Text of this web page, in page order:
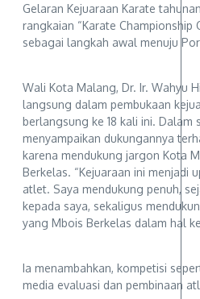
Gelaran Kejuaraan Karate
rangkaian “Karate Championship
sebagai langkah awal menuju
Wali Kota Malang, Dr. Ir. Wahyu
langsung dalam pembukaan
berlangsung ke 18 kali ini. Dalam
menyampaikan dukungannya
karena mendukung jargon Kota
Berkelas. “Kejuaraan ini menjadi
atlet. Saya mendukung penuh,
kepada saya, sekaligus
yang Mbois Berkelas dalam hal
Ia menambahkan, kompetisi
media evaluasi dan pembinaan